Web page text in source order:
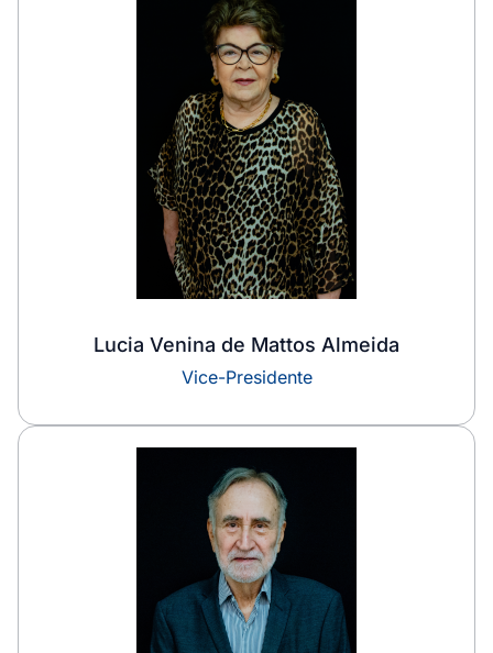
Lucia Venina de Mattos Almeida
Vice-Presidente